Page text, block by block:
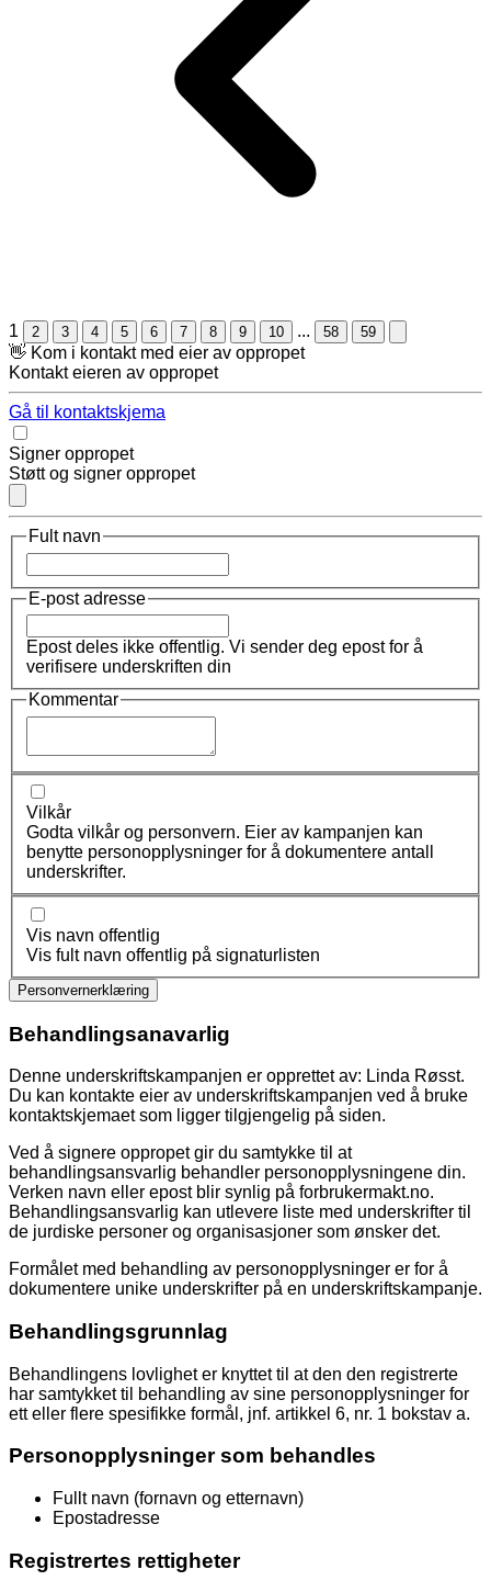
1 2 3 4 5 6 7 8 9 10 ... 58 59
👋 Kom i kontakt med eier av oppropet
Kontakt eieren av oppropet
Gå til kontaktskjema
Signer oppropet
Støtt og signer oppropet
Fult navn
E-post adresse
Epost deles ikke offentlig. Vi sender deg epost for å
verifisere underskriften din
Kommentar
Vilkår
Godta vilkår og personvern. Eier av kampanjen kan
benytte personopplysninger for å dokumentere antall
underskrifter.
Vis navn offentlig
Vis fult navn offentlig på signaturlisten
Personvernerklæring
Behandlingsanavarlig
Denne underskriftskampanjen er opprettet av: Linda Røsst.
Du kan kontakte eier av underskriftskampanjen ved å bruke
kontaktskjemaet som ligger tilgjengelig på siden.
Ved å signere oppropet gir du samtykke til at
behandlingsansvarlig behandler personopplysningene din.
Verken navn eller epost blir synlig på forbrukermakt.no.
Behandlingsansvarlig kan utlevere liste med underskrifter til
de jurdiske personer og organisasjoner som ønsker det.
Formålet med behandling av personopplysninger er for å
dokumentere unike underskrifter på en underskriftskampanje.
Behandlingsgrunnlag
Behandlingens lovlighet er knyttet til at den den registrerte
har samtykket til behandling av sine personopplysninger for
ett eller flere spesifikke formål, jnf. artikkel 6, nr. 1 bokstav a.
Personopplysninger som behandles
Fullt navn (fornavn og etternavn)
Epostadresse
Registrertes rettigheter